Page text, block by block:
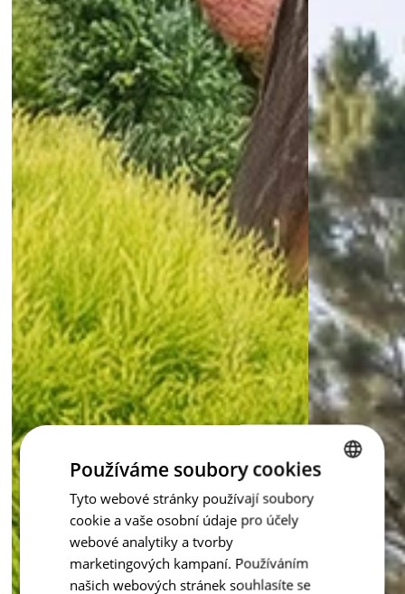
CZECH
Používáme soubory cookies
Tyto webové stránky používají soubory
cookie a vaše osobní údaje pro účely
webové analytiky a tvorby
marketingových kampaní. Používáním
našich webových stránek souhlasíte se